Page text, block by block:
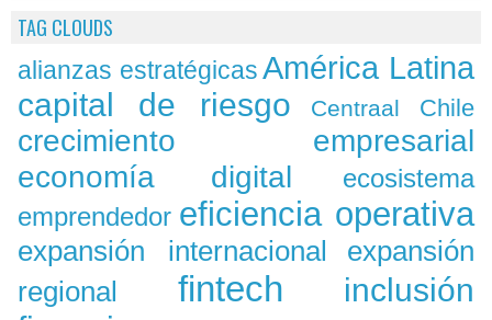
TAG CLOUDS
alianzas estratégicas América Latina
capital de riesgo Centraal Chile
crecimiento empresarial
economía digital
ecosistema
emprendedor eficiencia operativa
expansión internacional
expansión
regional
fintech
inclusión